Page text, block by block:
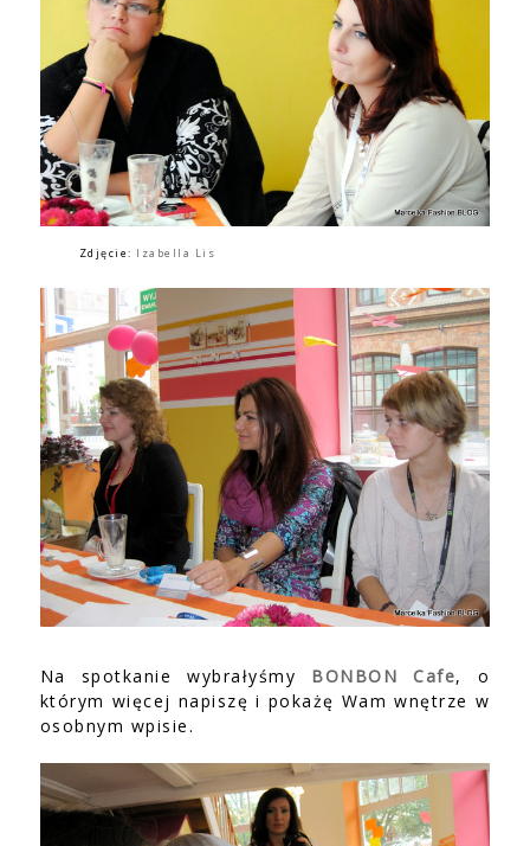
Zdjęcie: Izabella Lis
Na spotkanie wybrałyśmy BONBON Cafe, o
którym więcej napiszę i pokażę Wam wnętrze w
osobnym wpisie.